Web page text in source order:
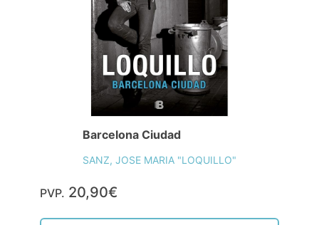
Barcelona Ciudad
SANZ, JOSE MARIA "LOQUILLO"
PVP. 20,90€